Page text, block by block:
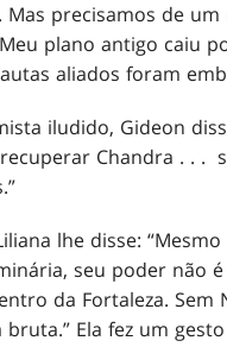
Mas precisamos de um
plano antigo caiu
aliados foram
iludido, Gideon
Chandra . . .
lhe disse:
seu poder não
da Fortaleza. Sem
Ela fez um